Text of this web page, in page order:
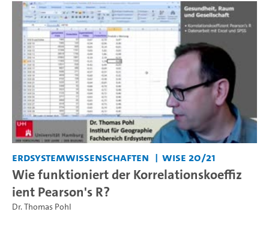
Erdsystemwissenschaften WiSe 20/21
Wie funktioniert der Korrelationskoeffiz
ient Pearson's R?
Dr. Thomas Pohl